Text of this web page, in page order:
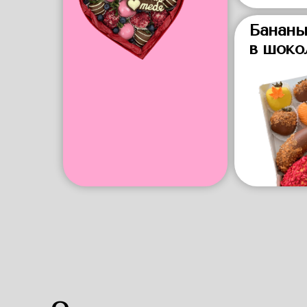
Бананы
в